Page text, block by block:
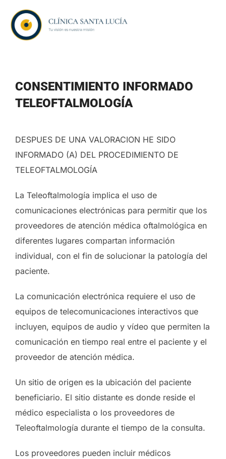
contenido
CONSENTIMIENTO INFORMADO
TELEOFTALMOLOGÍA
DESPUES DE UNA VALORACION HE SIDO
INFORMADO (A) DEL PROCEDIMIENTO DE
TELEOFTALMOLOGÍA
La Teleoftalmología implica el uso de
comunicaciones electrónicas para permitir que los
proveedores de atención médica oftalmológica en
diferentes lugares compartan información
individual, con el fin de solucionar la patología del
paciente.
La comunicación electrónica requiere el uso de
equipos de telecomunicaciones interactivos que
incluyen, equipos de audio y vídeo que permiten la
comunicación en tiempo real entre el paciente y el
proveedor de atención médica.
Un sitio de origen es la ubicación del paciente
beneficiario. El sitio distante es donde reside el
médico especialista o los proveedores de
Teleoftalmología durante el tiempo de la consulta.
Los proveedores pueden incluir médicos